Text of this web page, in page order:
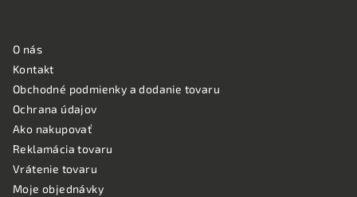
O nás
Kontakt
Obchodné podmienky a dodanie tovaru
Ochrana údajov
Ako nakupovať
Reklamácia tovaru
Vrátenie tovaru
Moje objednávky